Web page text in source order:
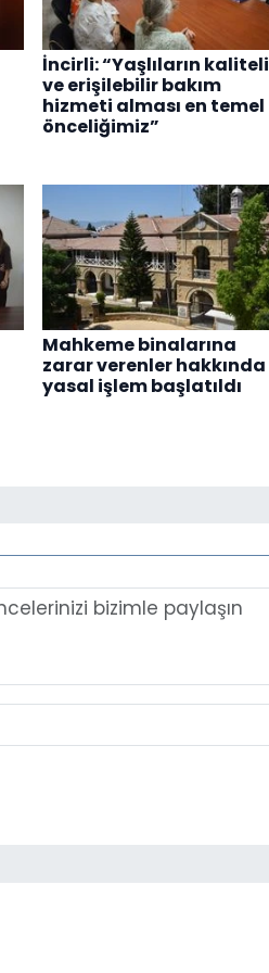
İncirli: “Yaşlıların kaliteli
ve erişilebilir bakım
hizmeti alması en temel
önceliğimiz”
Mahkeme binalarına
zarar verenler hakkında
yasal işlem başlatıldı